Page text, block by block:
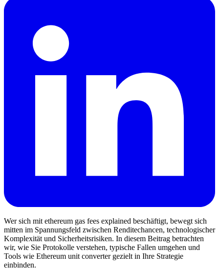
Wer sich mit ethereum gas fees explained beschäftigt, bewegt sich
mitten im Spannungsfeld zwischen Renditechancen, technologischer
Komplexität und Sicherheitsrisiken. In diesem Beitrag betrachten
wir, wie Sie Protokolle verstehen, typische Fallen umgehen und
Tools wie Ethereum unit converter gezielt in Ihre Strategie
einbinden.